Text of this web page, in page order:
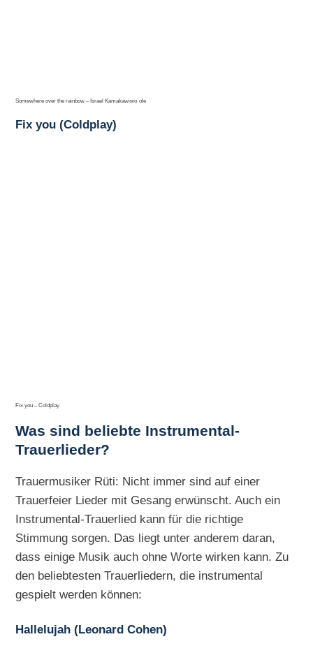
Somewhere over the rainbow – Israel Kamakawiwo´ole
Fix you (Coldplay)
Fix you – Coldplay
Was sind beliebte Instrumental-
Trauerlieder?
Trauermusiker Rüti: Nicht immer sind auf einer
Trauerfeier Lieder mit Gesang erwünscht. Auch ein
Instrumental-Trauerlied kann für die richtige
Stimmung sorgen. Das liegt unter anderem daran,
dass einige Musik auch ohne Worte wirken kann. Zu
den beliebtesten Trauerliedern, die instrumental
gespielt werden können:
Hallelujah (Leonard Cohen)